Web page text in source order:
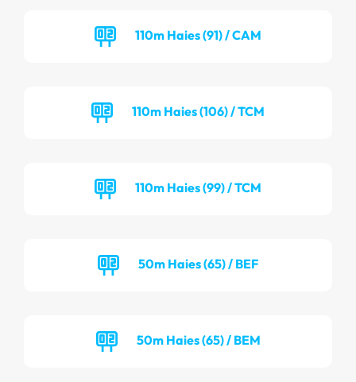
110m Haies (91) / CAM
110m Haies (106) / TCM
110m Haies (99) / TCM
50m Haies (65) / BEF
50m Haies (65) / BEM